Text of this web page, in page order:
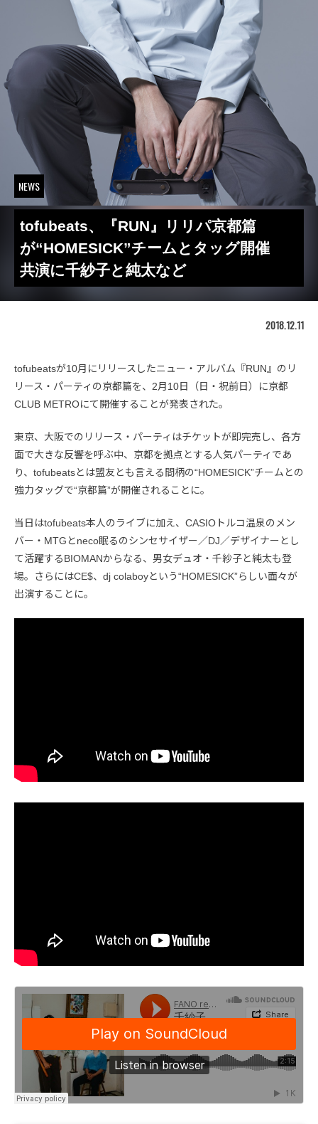
NEWS
tofubeats、『RUN』リリパ京都篇
が“HOMESICK”チームとタッグ開催
共演に千紗子と純太など
2018.12.11
tofubeatsが10月にリリースしたニュー・アルバム『RUN』のリ
リース・パーティの京都篇を、2月10日（日・祝前日）に京都
CLUB METROにて開催することが発表された。
東京、大阪でのリリース・パーティはチケットが即完売し、各方
面で大きな反響を呼ぶ中、京都を拠点とする人気パーティであ
り、tofubeatsとは盟友とも言える間柄の“HOMESICK”チームとの
強力タッグで“京都篇”が開催されることに。
当日はtofubeats本人のライブに加え、CASIOトルコ温泉のメン
バー・MTGとneco眠るのシンセサイザー／DJ／デザイナーとし
て活躍するBIOMANからなる、男女デュオ・千紗子と純太も登
場。さらにはCE$、dj colaboyという“HOMESICK”らしい面々が
出演することに。